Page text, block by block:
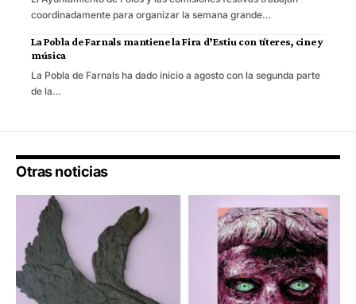
coordinadamente para organizar la semana grande…
La Pobla de Farnals mantiene la Fira d’Estiu con títeres, cine y
música
La Pobla de Farnals ha dado inicio a agosto con la segunda parte
de la…
Otras noticias